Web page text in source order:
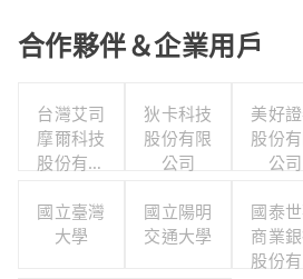
合作夥伴＆企業用戶
台灣艾司
摩爾科技
股份有限
狄卡科技
股份有限
公司
美好
股份
公司
國立臺灣
大學
國立陽明
交通大學
國泰
商業
股份有